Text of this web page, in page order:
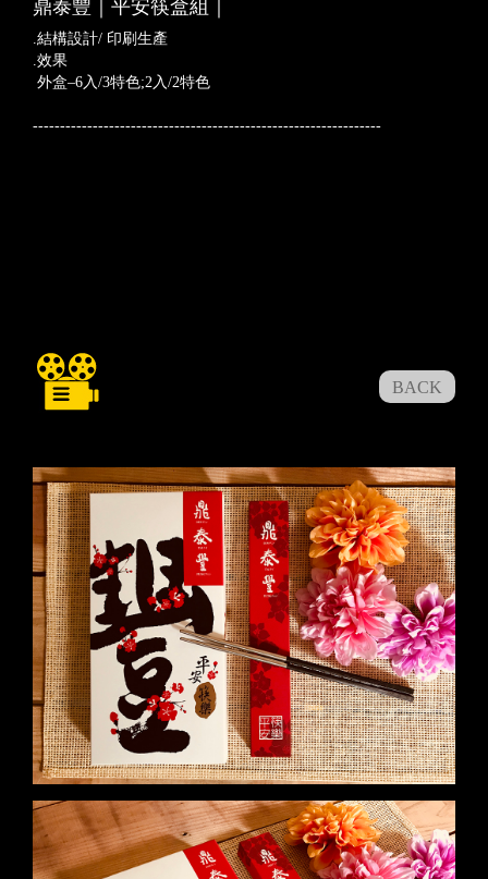
鼎泰豐｜平安筷盒組｜
.結構設計/ 印刷生產
.效果
外盒–6入/3特色;2入/2特色
----------------------------------------------------------------
BACK